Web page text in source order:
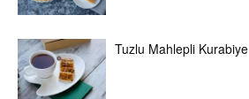
Tuzlu Mahlepli Kurabiye